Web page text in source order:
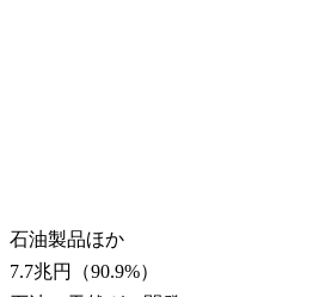
石油製品ほか
7.7兆円
（90.9%）